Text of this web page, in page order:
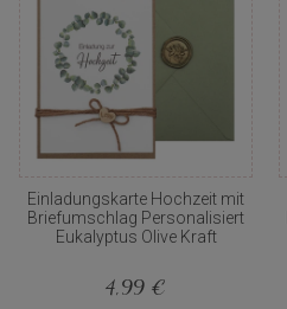
Einladungskarte Hochzeit mit
Briefumschlag Personalisiert
Eukalyptus Olive Kraft
4,99 €